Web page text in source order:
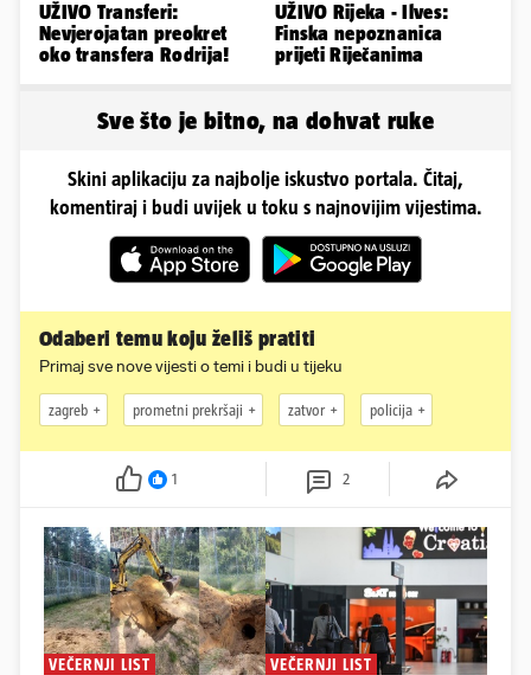
UŽIVO Transferi:
Nevjerojatan preokret
oko transfera Rodrija!
UŽIVO Rijeka - Ilves:
Finska nepoznanica
prijeti Riječanima
Sve što je bitno, na dohvat ruke
Skini aplikaciju za najbolje iskustvo portala. Čitaj,
komentiraj i budi uvijek u toku s najnovijim vijestima.
Odaberi temu koju želiš pratiti
Primaj sve nove vijesti o temi i budi u tijeku
zagreb prometni prekršaji zatvor policija
1 2